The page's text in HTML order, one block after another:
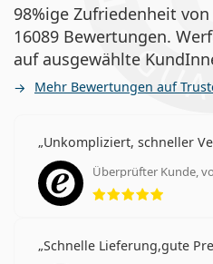
98%ige Zufriedenheit von
16089 Bewertungen.
auf ausgewählte
Mehr Bewertungen auf
Unkompliziert, schneller
Überprüfter Kunde,
Schnelle Lieferung,gute